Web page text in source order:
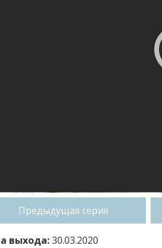
Предыдущая серия
выхода:30.03.2020